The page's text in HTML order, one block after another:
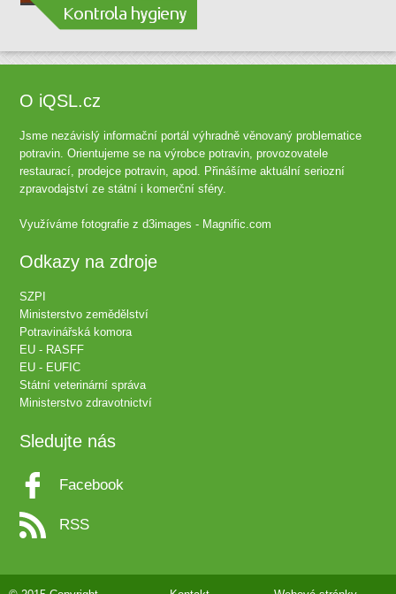
O iQSL.cz
Jsme nezávislý informační portál výhradně věnovaný problematice
potravin. Orientujeme se na výrobce potravin, provozovatele
restaurací, prodejce potravin, apod. Přinášíme aktuální seriozní
zpravodajství ze státní i komerční sféry.
Využíváme fotografie zd3images - Magnific.com
Odkazy na zdroje
SZPI
Ministerstvo zemědělství
Potravinářská komora
EU - RASFF
EU - EUFIC
Státní veterinární správa
Ministerstvo zdravotnictví
Sledujte nás
Facebook
RSS